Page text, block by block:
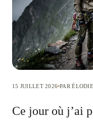
15 JUILLET 2026 PAR
Ce jour où j’ai